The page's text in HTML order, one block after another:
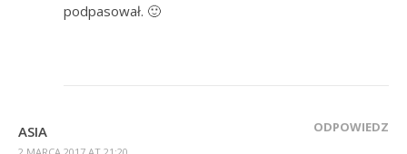
podpasował. 🙂
ASIA ODPOWIEDZ